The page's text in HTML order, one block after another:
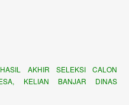
AKHIR SELEKSI CALON
KELIAN BANJAR DINAS